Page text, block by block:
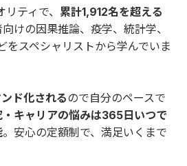
ティで、 累計1,912名を超える
けの因果推論、疫学、統計学、
をスペシャリストから学んでいま
ド化されるので自分のペースで
・キャリアの悩みは365日いつで
。安心の定額制で、満足いくまで